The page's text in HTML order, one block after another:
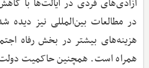
آزادی‌های فردی در ایالت‌ها با
در مطالعات بین‌المللی نیز دیده
هزینه‌های بیشتر در بخش رفاه
همراه است. همچنین حاکمیت